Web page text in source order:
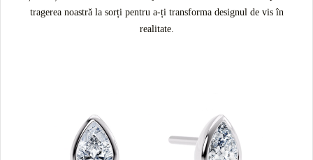
tragerea noastră la sorți pentru a-ți transforma designul de vis în
realitate.